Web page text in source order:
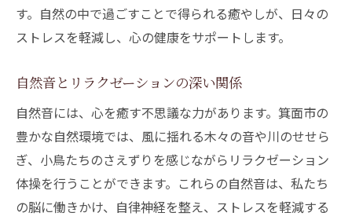
す。自然の中で過ごすことで得られる癒やしが、日々の
ストレスを軽減し、心の健康をサポートします。
自然音とリラクゼーションの深い関係
自然音には、心を癒す不思議な力があります。箕面市の
豊かな自然環境では、風に揺れる木々の音や川のせせら
ぎ、小鳥たちのさえずりを感じながらリラクゼーション
体操を行うことができます。これらの自然音は、私たち
の脳に働きかけ、自律神経を整え、ストレスを軽減する